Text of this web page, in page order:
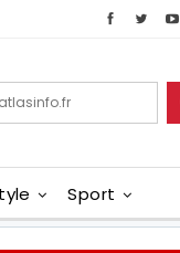
Sport